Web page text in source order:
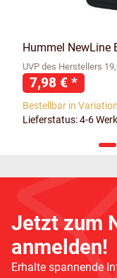
Hummel NewLine
UVP des Herstellers
7,98 € *
Bestellbar in
Lieferstatus: 4-6
Jetzt zum
anmelden!
Erhalte spannende